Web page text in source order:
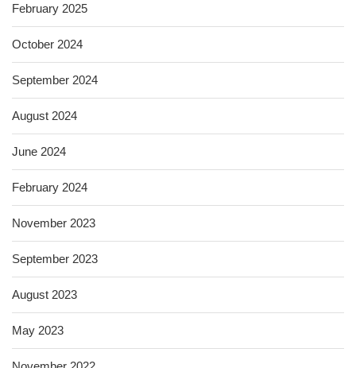
February 2025
October 2024
September 2024
August 2024
June 2024
February 2024
November 2023
September 2023
August 2023
May 2023